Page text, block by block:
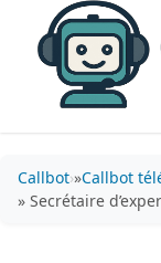
Callbot »Callbot
» Secrétaire